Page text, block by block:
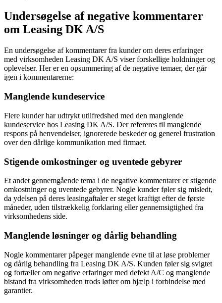
Undersøgelse af negative kommentarer
om Leasing DK A/S
En undersøgelse af kommentarer fra kunder om deres erfaringer
med virksomheden Leasing DK A/S viser forskellige holdninger og
oplevelser. Her er en opsummering af de negative temaer, der går
igen i kommentarerne:
Manglende kundeservice
Flere kunder har udtrykt utilfredshed med den manglende
kundeservice hos Leasing DK A/S. Der refereres til manglende
respons på henvendelser, ignorerede beskeder og generel frustration
over den dårlige kommunikation med firmaet.
Stigende omkostninger og uventede gebyrer
Et andet gennemgående tema i de negative kommentarer er stigende
omkostninger og uventede gebyrer. Nogle kunder føler sig misledt,
da ydelsen på deres leasingaftaler er steget kraftigt efter de første
måneder, uden tilstrækkelig forklaring eller gennemsigtighed fra
virksomhedens side.
Manglende løsninger og dårlig behandling
Nogle kommentarer påpeger manglende evne til at løse problemer
og dårlig behandling fra Leasing DK A/S. Kunden føler sig svigtet
og fortæller om negative erfaringer med defekt A/C og manglende
bistand fra virksomheden trods løfter om hjælp i forbindelse med
garantier.